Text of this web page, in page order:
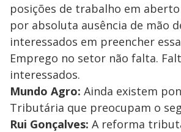
posições de trabalho em
por absoluta ausência de mão
interessados em preencher
Emprego no setor não falta.
interessados.
Mundo Agro: Ainda existem
Tributária que preocupam o
Rui Gonçalves: A reforma